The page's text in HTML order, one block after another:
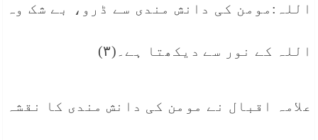
اللہ:مومن کی دانش مندی سے ڈرو، بے شک وہ
اللہ کے نور سے دیکھتا ہے۔(٣)
علامہ اقبال نے مومن کی دانش مندی کا نقشہ